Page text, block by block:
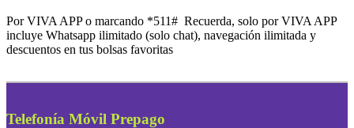
Por VIVA APP o marcando *511# Recuerda, solo por VIVA APP
incluye Whatsapp ilimitado (solo chat), navegación ilimitada y
descuentos en tus bolsas favoritas
Telefonía Móvil Prepago